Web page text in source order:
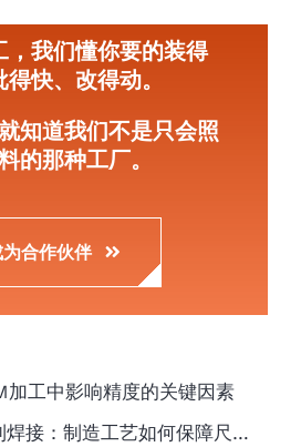
，我们懂你要的装得
快、改得动。
知道我们不是只会照
的那种工厂。
为合作伙伴
加工中影响精度的关键因素
：制造工艺如何保障尺寸精度